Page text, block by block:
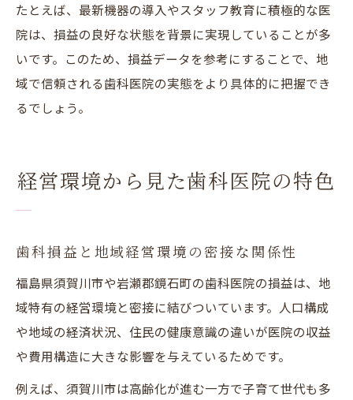
たとえば、最新機器の導入やスタッフ教育に積極的な医
院は、損益の良好な状態を背景に実現していることが多
いです。このため、損益データを参考にすることで、地
域で信頼される歯科医院の実態をより具体的に把握でき
るでしょう。
経営環境から見た歯科医院の特色
歯科損益と地域経営環境の密接な関係性
福島県須賀川市や岩瀬郡鏡石町の歯科医院の損益は、地
域特有の経営環境と密接に結びついています。人口構成
や地域の経済状況、住民の健康意識の違いが医院の収益
や費用構造に大きな影響を与えているためです。
例えば、須賀川市は高齢化が進む一方で子育て世代も多